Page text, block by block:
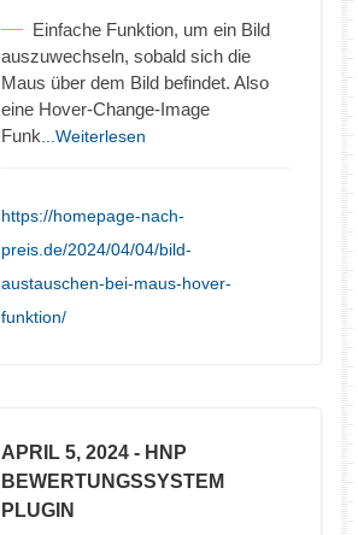
Einfache Funktion, um ein Bild
auszuwechseln, sobald sich die
Maus über dem Bild befindet. Also
eine Hover-Change-Image
Funk ...Weiterlesen
https://homepage-nach-
preis.de/2024/04/04/bild-
austauschen-bei-maus-hover-
funktion/
APRIL 5, 2024 - HNP
BEWERTUNGSSYSTEM
PLUGIN